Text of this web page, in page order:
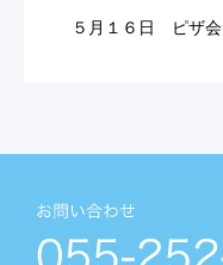
５月１６日 ピザ会